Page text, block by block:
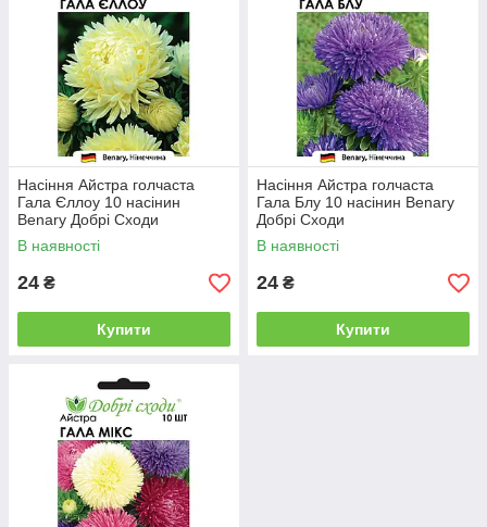
Насіння Айстра голчаста
Гала Єллоу 10 насінин
Benary Добрі Сходи
В наявності
24 ₴
Купити
Насіння Айстра голчаста
Гала Блу 10 насінин Benary
Добрі Сходи
В наявності
24 ₴
Купити